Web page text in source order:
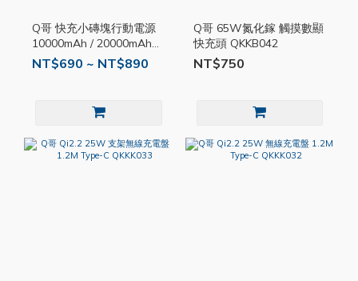
Q哥 快充小磚塊行動電源
10000mAh / 20000mAh
QKKP022
NT$690 ~ NT$890
Q哥 65W氮化鎵 觸摸數顯
快充頭 QKKB042
NT$750